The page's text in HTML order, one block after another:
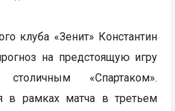
клуба «Зенит» Константин
на предстоящую игру
«Спартаком».
в рамках матча в третьем